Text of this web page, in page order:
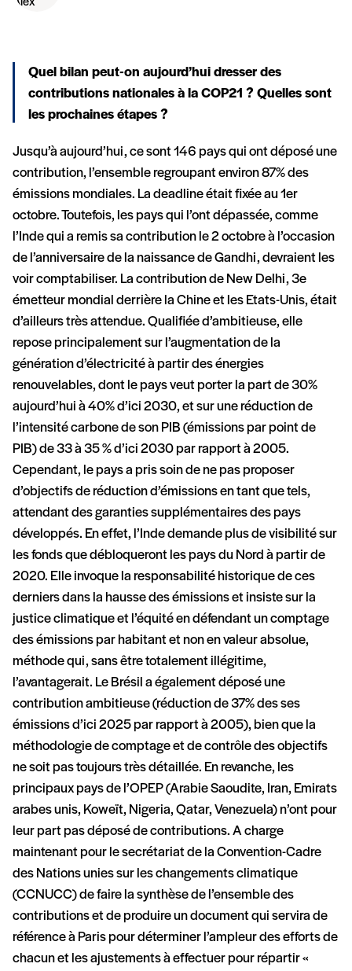
Quel bilan peut-on aujourd’hui dresser des
contributions nationales à la COP21 ? Quelles sont
les prochaines étapes ?
Jusqu’à aujourd’hui, ce sont 146 pays qui ont déposé une
contribution, l’ensemble regroupant environ 87% des
émissions mondiales. La deadline était fixée au 1er
octobre. Toutefois, les pays qui l’ont dépassée, comme
l’Inde qui a remis sa contribution le 2 octobre à l’occasion
de l’anniversaire de la naissance de Gandhi, devraient les
voir comptabiliser. La contribution de New Delhi, 3e
émetteur mondial derrière la Chine et les Etats-Unis, était
d’ailleurs très attendue. Qualifiée d’ambitieuse, elle
repose principalement sur l’augmentation de la
génération d’électricité à partir des énergies
renouvelables, dont le pays veut porter la part de 30%
aujourd’hui à 40% d’ici 2030, et sur une réduction de
l’intensité carbone de son PIB (émissions par point de
PIB) de 33 à 35 % d’ici 2030 par rapport à 2005.
Cependant, le pays a pris soin de ne pas proposer
d’objectifs de réduction d’émissions en tant que tels,
attendant des garanties supplémentaires des pays
développés. En effet, l’Inde demande plus de visibilité sur
les fonds que débloqueront les pays du Nord à partir de
2020. Elle invoque la responsabilité historique de ces
derniers dans la hausse des émissions et insiste sur la
justice climatique et l’équité en défendant un comptage
des émissions par habitant et non en valeur absolue,
méthode qui, sans être totalement illégitime,
l’avantagerait. Le Brésil a également déposé une
contribution ambitieuse (réduction de 37% des ses
émissions d’ici 2025 par rapport à 2005), bien que la
méthodologie de comptage et de contrôle des objectifs
ne soit pas toujours très détaillée. En revanche, les
principaux pays de l’OPEP (Arabie Saoudite, Iran, Emirats
arabes unis, Koweït, Nigeria, Qatar, Venezuela) n’ont pour
leur part pas déposé de contributions. A charge
maintenant pour le secrétariat de la Convention-Cadre
des Nations unies sur les changements climatique
(CCNUCC) de faire la synthèse de l’ensemble des
contributions et de produire un document qui servira de
référence à Paris pour déterminer l’ampleur des efforts de
chacun et les ajustements à effectuer pour répartir «